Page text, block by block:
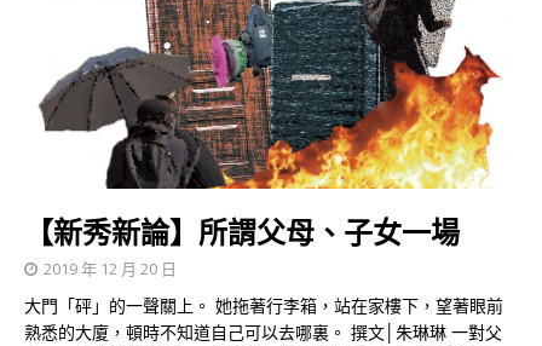
【新秀新論】所謂父母、子女一場
2019 年 12 月 20 日
大門「砰」的一聲關上。 她拖著行李箱，站在家樓下，望著眼前
熟悉的大廈，頓時不知道自己可以去哪裏。 撰文│朱琳琳 一對父